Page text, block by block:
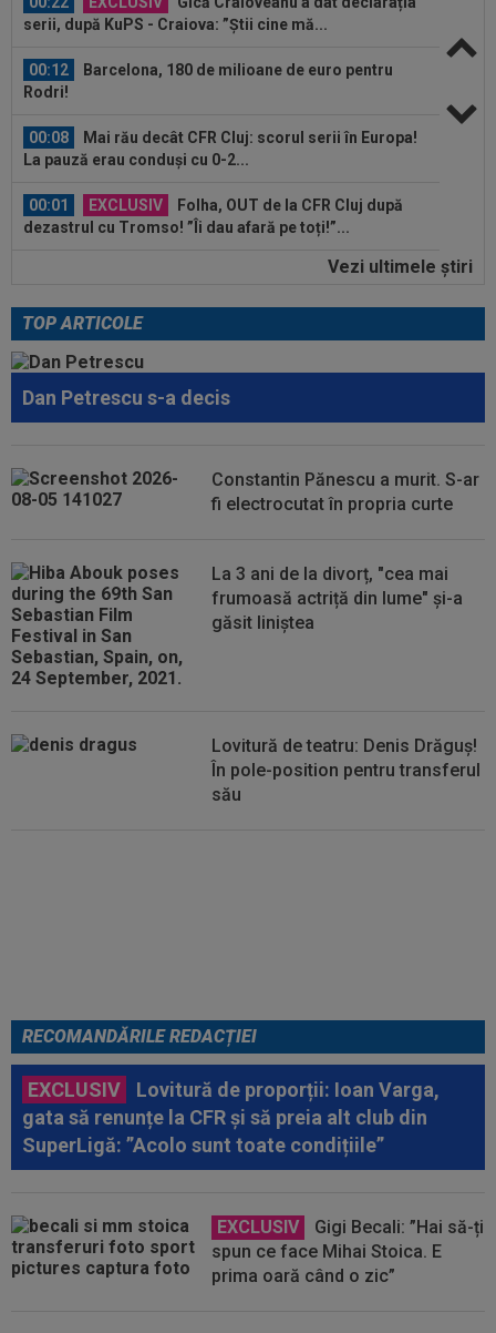
00:12
Barcelona, 180 de milioane de euro pentru
Rodri!
00:08
Mai rău decât CFR Cluj: scorul serii în Europa!
La pauză erau conduși cu 0-2...
00:01 EXCLUSIV
Folha, OUT de la CFR Cluj după
dezastrul cu Tromso! ”Îi dau afară pe toți!”...
23:52 EXCLUSIV
Gigi Becali: ”Am vândut un jucător
pe 3.000.000 €”
gata să renunțe la CFR și să preia alt club...
Mihai Stoica. E prima oară când o zic”
00:22 EXCLUSIV Gică Craioveanu a dat declarația
serii, după KuPS - Craiova: ”Știi cine mă...
Rodri!
Vezi ultimele ştiri
TOP ARTICOLE
Dan Petrescu s-a decis
Constantin Pănescu a murit. S-ar
fi electrocutat în propria curte
La 3 ani de la divorț, "cea mai
frumoasă actriță din lume" și-a
găsit liniștea
Lovitură de teatru: Denis Drăguș!
În pole-position pentru transferul
său
RECOMANDĂRILE REDACȚIEI
EXCLUSIV
Lovitură de proporții: Ioan Varga,
gata să renunțe la CFR și să preia alt club din
SuperLigă: ”Acolo sunt toate condițiile”
EXCLUSIV
Gigi Becali: ”Hai să-ți
spun ce face Mihai Stoica. E
prima oară când o zic”